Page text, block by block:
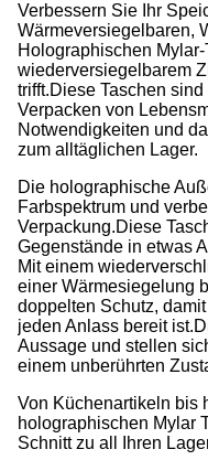
Verbessern Sie Ihr
Wärmeversiegelbaren,
Holographischen
wiederversiegelbarem
trifft.Diese Taschen
Verpacken von
Notwendigkeiten und
zum alltäglichen Lager.
Die holographische
Farbspektrum und
Verpackung.Diese
Gegenstände in etwas
Mit einem
einer Wärmesiegelung
doppelten Schutz,
jeden Anlass bereit
Aussage und stellen
einem unberührten
Von Küchenartikeln bis
holographischen Mylar
Schnitt zu all Ihren